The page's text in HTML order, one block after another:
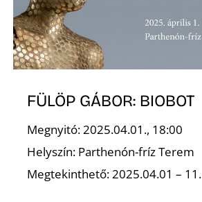
FÜLÖP GÁBOR: BIOBOT
Megnyitó: 2025.04.01., 18:00
Helyszín: Parthenón-fríz Terem
Megtekinthető: 2025.04.01 – 11.